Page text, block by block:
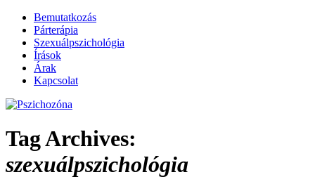
Bemutatkozás
Párterápia
Szexuálpszichológia
Írások
Árak
Kapcsolat
Pszichozóna
párterapeuta honlapja
Tag Archives:
szexuálpszichológia